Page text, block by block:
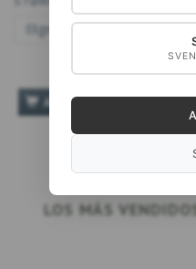
AÑADIR A LA CESTA
LOS MÁS